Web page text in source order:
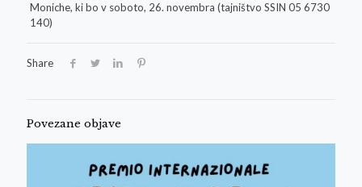
Moniche, ki bo v soboto, 26. novembra (tajništvo SSIN 05 6730
140)
Share
Povezane objave